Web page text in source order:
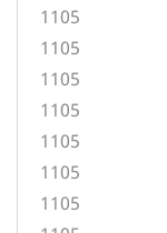
1105
1105
1105
1105
1105
1105
1105